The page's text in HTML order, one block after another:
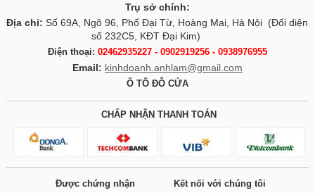
Trụ sở chính:
Địa chỉ: Số 69A, Ngõ 96, Phố Đại Từ, Hoàng Mai, Hà Nội (Đối diện
số 232C5, KĐT Đại Kim)
Điện thoại: 02462935227 - 0902919256 - 0938976955
Email: kinhdoanh.anhlam@gmail.com
Ô TÔ ĐỖ CỬA
CHẤP NHẬN THANH TOÁN
Được chứng nhận Kết nối với chúng tôi